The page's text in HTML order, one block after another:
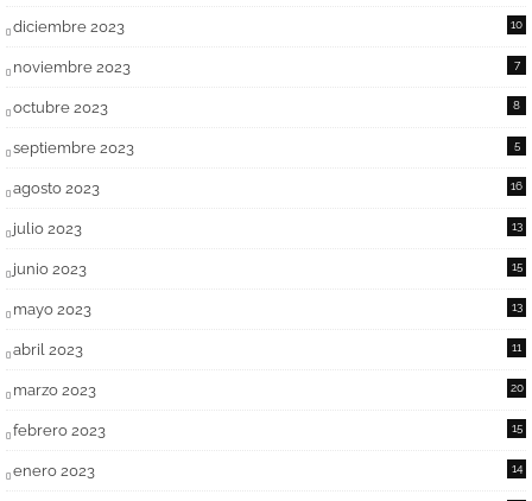
diciembre 2023 10
noviembre 2023 7
octubre 2023 8
septiembre 2023 5
agosto 2023 16
julio 2023 13
junio 2023 15
mayo 2023 13
abril 2023 11
marzo 2023 20
febrero 2023 15
enero 2023 14